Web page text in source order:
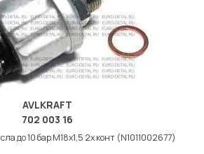
AVLKRAFT
702 003 16
до 10 бар M18x1,5 2х конт (N1011002677)